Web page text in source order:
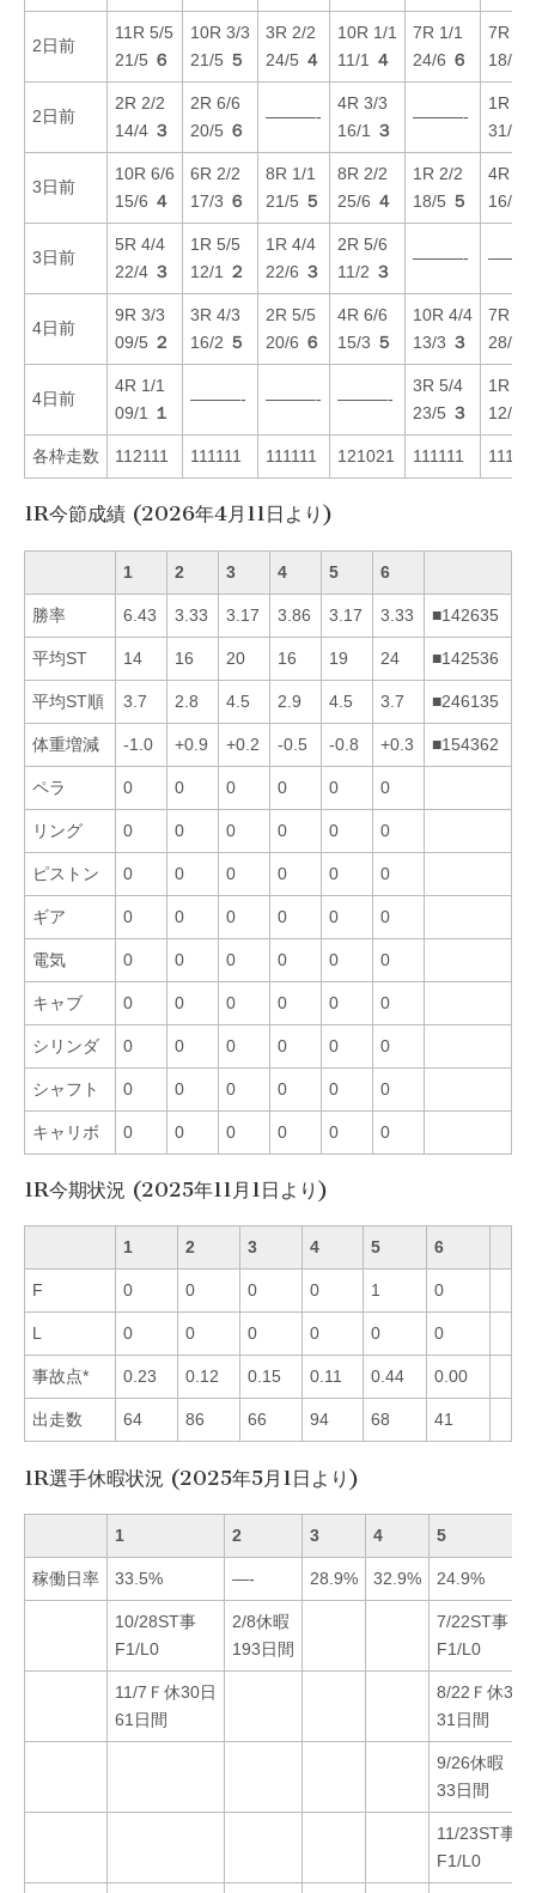
2日前
11R 5/5
21/5 ６
10R 3/3
21/5 ５
3R 2/2
24/5 ４
10R 1/1
11/1
４
7R 1/1
24/6 ６
7R 6/
18/4
2日前
2R 2/2
14/4 ３
2R 6/6
20/5 ６
———-
4R 3/3
16/1
３
———-
1R 3/
31/1
3日前
10R 6/6
15/6 ４
6R 2/2
17/3 ６
8R 1/1
21/5 ５
8R 2/2
25/6 ４
1R 2/2
18/5 ５
4R 2/
16/2
3日前
5R 4/4
22/4 ３
1R 5/5
12/1
２
1R 4/4
22/6 ３
2R 5/6
11/2 ３
———-
4日前
9R 3/3
09/5 ２
3R 4/3
16/2 ５
2R 5/5
20/6 ６
4R 6/6
15/3 ５
10R 4/4
13/3 ３
7R 1/
28/6
4日前
4R 1/1
09/1
１
———- ———- ———-
3R 5/4
23/5 ３
1R 4/
12/3
各枠走数 112111 111111 111111 121021 111111
1R今節成績 (2026年4月11日より)
1 2 3 4 5 6
勝率 6.43 3.33 3.17 3.86 3.17 3.33 ■142635
平均ST 14 16 20 16 19 24 ■142536
平均ST順 3.7 2.8 4.5 2.9 4.5 3.7 ■246135
体重増減 -1.0 +0.9 +0.2 -0.5 -0.8 +0.3 ■154362
ペラ 0 0 0 0 0 0
リング 0 0 0 0 0 0
ピストン 0 0 0 0 0 0
ギア 0 0 0 0 0 0
電気 0 0 0 0 0 0
キャブ 0 0 0 0 0 0
シリンダ 0 0 0 0 0 0
シャフト 0 0 0 0 0 0
キャリボ 0 0 0 0 0 0
1R今期状況 (2025年11月1日より)
1 2 3 4 5 6
F 0 0 0 0 1 0
L 0 0 0 0 0 0
事故点* 0.23 0.12 0.15 0.11 0.44 0.00
出走数 64 86 66 94 68 41
1R選手休暇状況 (2025年5月1日より)
1 2 3 4 5
稼働日率 33.5% —- 28.9% 32.9% 24.9%
10/28ST事
F1/L0
2/8休暇
193日間
7/22ST事
F1/L0
11/7Ｆ休30日
61日間
8/22Ｆ休30
31日間
9/26休暇
33日間
11/23ST事
F1/L0